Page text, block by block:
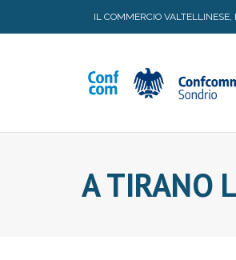
IL COMMERCIO VALTELLINESE,
A TIRANO